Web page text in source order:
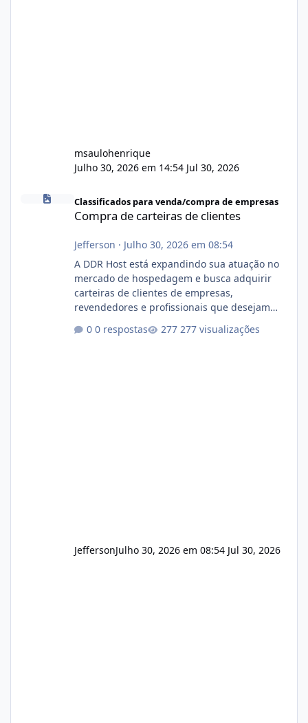
msaulohenrique
Julho 30, 2026 em 14:54 Jul 30, 2026
Compra de carteiras de clientes
Classificados para venda/compra de empresas
Compra de carteiras de clientes
Jefferson · Julho 30, 2026 em 08:54
A DDR Host está expandindo sua atuação no
mercado de hospedagem e busca adquirir
carteiras de clientes de empresas,
revendedores e profissionais que desejam
operação. Se você possui clientes ativos de
0 respostas 277 visualizações
JeffersonJulho 30, 2026 em 08:54 Jul 30, 2026